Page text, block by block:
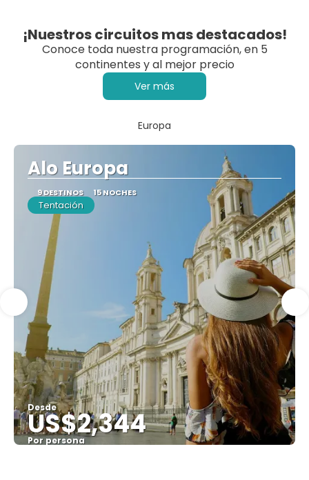
¡Nuestros circuitos mas destacados!
Conoce toda nuestra programación, en 5
continentes y al mejor precio
Ver más
Europa
Alo Europa
9 DESTINOS 15 NOCHES
Tentación
Desde
US$2,344
Por persona